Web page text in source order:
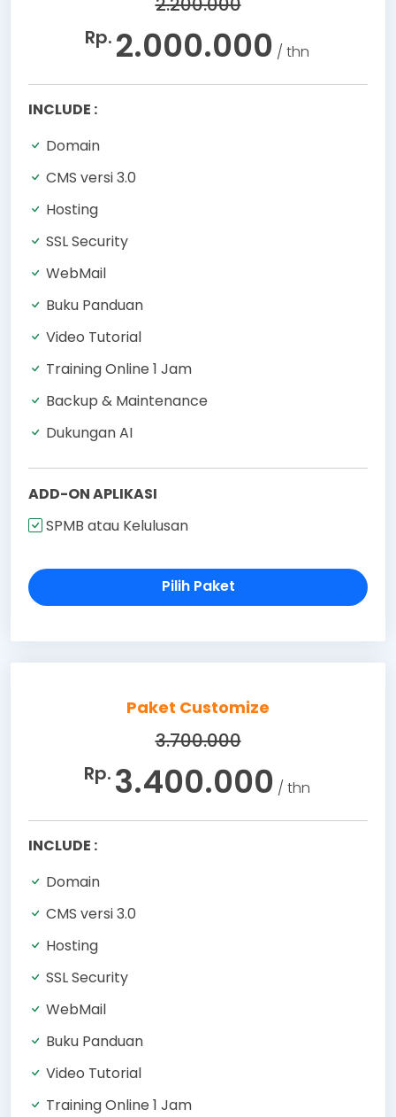
Rp. 2.000.000 / thn
INCLUDE :
Domain
CMS versi 3.0
Hosting
SSL Security
WebMail
Buku Panduan
Video Tutorial
Training Online 1 Jam
Backup & Maintenance
Dukungan AI
ADD-ON APLIKASI
SPMB atau Kelulusan
Pilih Paket
Paket Customize
3.700.000
Rp. 3.400.000 / thn
INCLUDE :
Domain
CMS versi 3.0
Hosting
SSL Security
WebMail
Buku Panduan
Video Tutorial
Training Online 1 Jam